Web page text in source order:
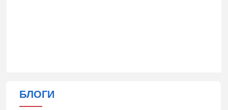
БЛОГИ